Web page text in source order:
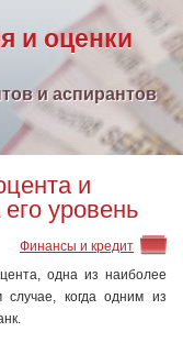
и оценки
и аспирантов
и
уровень
Финансы и кредит
одна из наиболее
когда одним из